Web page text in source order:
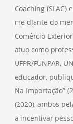
Coaching
me diante do
Comércio
atuo como
UFPR/FUNPAR,
educador,
Na Importação”
(2020), ambos
a incentivar